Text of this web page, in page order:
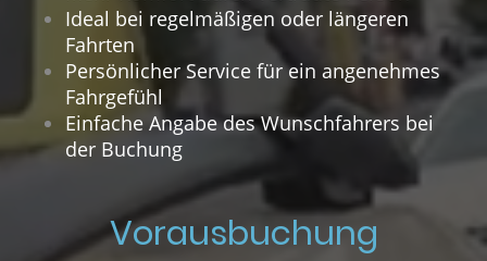
Ideal bei regelmäßigen oder längeren
Fahrten
Persönlicher Service für ein angenehmes
Fahrgefühl
Einfache Angabe des Wunschfahrers bei
der Buchung
Vorausbuchung